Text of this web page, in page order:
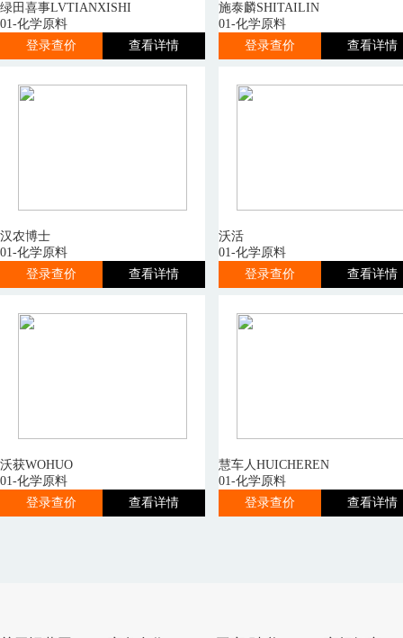
绿田喜事LVTIANXISHI
01-化学原料
登录查价
查看详情
施泰麟SHITAILIN
01-化学原料
登录查价
查看详情
汉农博士
01-化学原料
登录查价
查看详情
沃活
01-化学原料
登录查价
查看详情
沃获WOHUO
01-化学原料
登录查价
查看详情
慧车人HUICHEREN
01-化学原料
登录查价
查看详情